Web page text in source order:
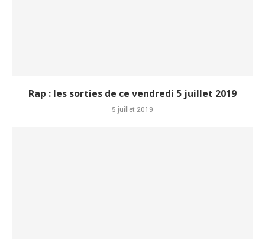
Rap : les sorties de ce vendredi 5 juillet 2019
5 juillet 2019